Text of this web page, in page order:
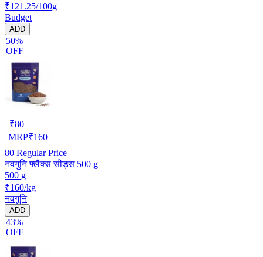
₹121.25/100g
Budget
ADD
50%
OFF
₹80
MRP₹160
80 Regular Price
नवगुनि फ्लैक्स सीड्स 500 g
500 g
₹160/kg
नवगुनि
ADD
43%
OFF